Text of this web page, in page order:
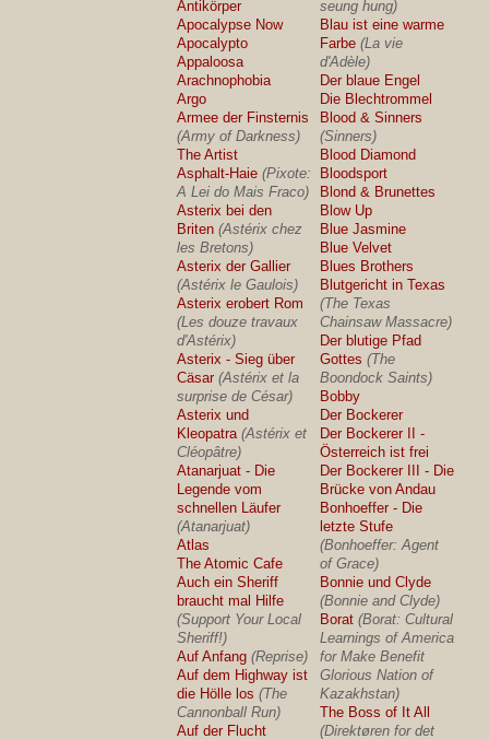
Antikörper
Apocalypse Now
Apocalypto
Appaloosa
Arachnophobia
Argo
Armee der Finsternis
(Army of Darkness)
The Artist
Asphalt-Haie (Pixote:
A Lei do Mais Fraco)
Asterix bei den
Briten (Astérix chez
les Bretons)
Asterix der Gallier
(Astérix le Gaulois)
Asterix erobert Rom
(Les douze travaux
d'Astérix)
Asterix - Sieg über
Cäsar (Astérix et la
surprise de César)
Asterix und
Kleopatra (Astérix et
Cléopâtre)
Atanarjuat - Die
Legende vom
schnellen Läufer
(Atanarjuat)
Atlas
The Atomic Cafe
Auch ein Sheriff
braucht mal Hilfe
(Support Your Local
Sheriff!)
Auf Anfang (Reprise)
Auf dem Highway ist
die Hölle los (The
Cannonball Run)
Auf der Flucht
seung hung)
Blau ist eine warme
Farbe (La vie
d'Adèle)
Der blaue Engel
Die Blechtrommel
Blood & Sinners
(Sinners)
Blood Diamond
Bloodsport
Blond & Brunettes
Blow Up
Blue Jasmine
Blue Velvet
Blues Brothers
Blutgericht in Texas
(The Texas
Chainsaw Massacre)
Der blutige Pfad
Gottes (The
Boondock Saints)
Bobby
Der Bockerer
Der Bockerer II -
Österreich ist frei
Der Bockerer III - Die
Brücke von Andau
Bonhoeffer - Die
letzte Stufe
(Bonhoeffer: Agent
of Grace)
Bonnie und Clyde
(Bonnie and Clyde)
Borat (Borat: Cultural
Learnings of America
for Make Benefit
Glorious Nation of
Kazakhstan)
The Boss of It All
(Direktøren for det